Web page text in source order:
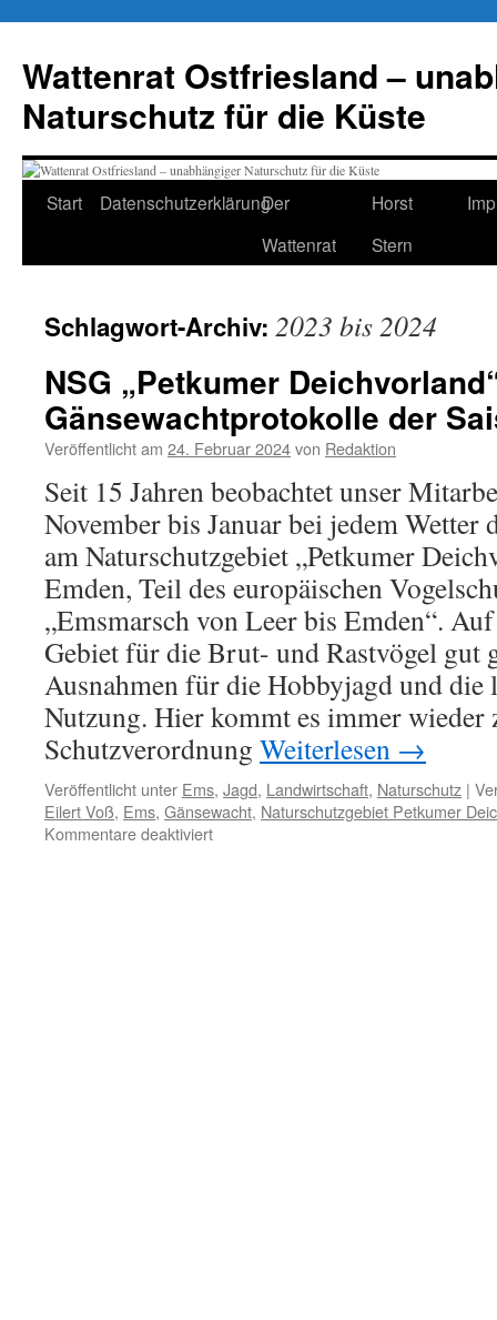
springen
Wattenrat Ostfriesland –
Naturschutz für die Küste
Start DatenschutzerklärungDer
Wattenrat
Horst
Stern
Schlagwort-Archiv: 2023 bis 2024
NSG „Petkumer
Gänsewachtprotokolle der
Veröffentlicht am 24. Februar 2024von Redaktion
Seit 15 Jahren beobachtet unser
November bis Januar bei jedem Wetter
am Naturschutzgebiet „Petkumer
Emden, Teil des europäischen
„Emsmarsch von Leer bis Emden“.
Gebiet für die Brut- und Rastvögel gut
Ausnahmen für die Hobbyjagd und
Nutzung. Hier kommt es immer wieder
Schutzverordnung Weiterlesen →
Veröffentlicht unter Ems, Jagd, Landwirtschaft, Naturschutz |
Eilert Voß, Ems, Gänsewacht, Naturschutzgebiet Petkumer
Kommentare deaktiviertfür